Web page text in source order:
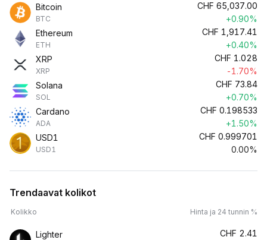
Bitcoin
BTC
CHF 65,037.00
+0.90%
Ethereum
ETH
CHF 1,917.41
+0.40%
XRP
XRP
CHF 1.028
-1.70%
Solana
SOL
CHF 73.84
+0.70%
Cardano
ADA
CHF 0.198533
+1.50%
USD1
USD1
CHF 0.999701
0.00%
Trendaavat kolikot
Kolikko Hinta ja 24 tunnin %
Lighter CHF 2.41